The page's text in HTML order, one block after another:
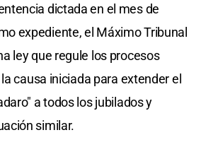
dictada en el mes de
expediente, el Máximo Tribunal
ley que regule los procesos
causa iniciada para extender el
a todos los jubilados y
similar.